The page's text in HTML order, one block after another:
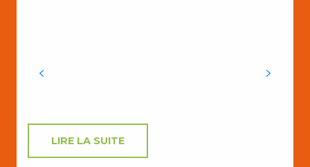
LIRE LA SUITE